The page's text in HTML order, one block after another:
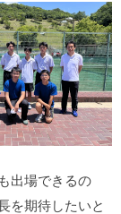
出場できるの
を期待したいと